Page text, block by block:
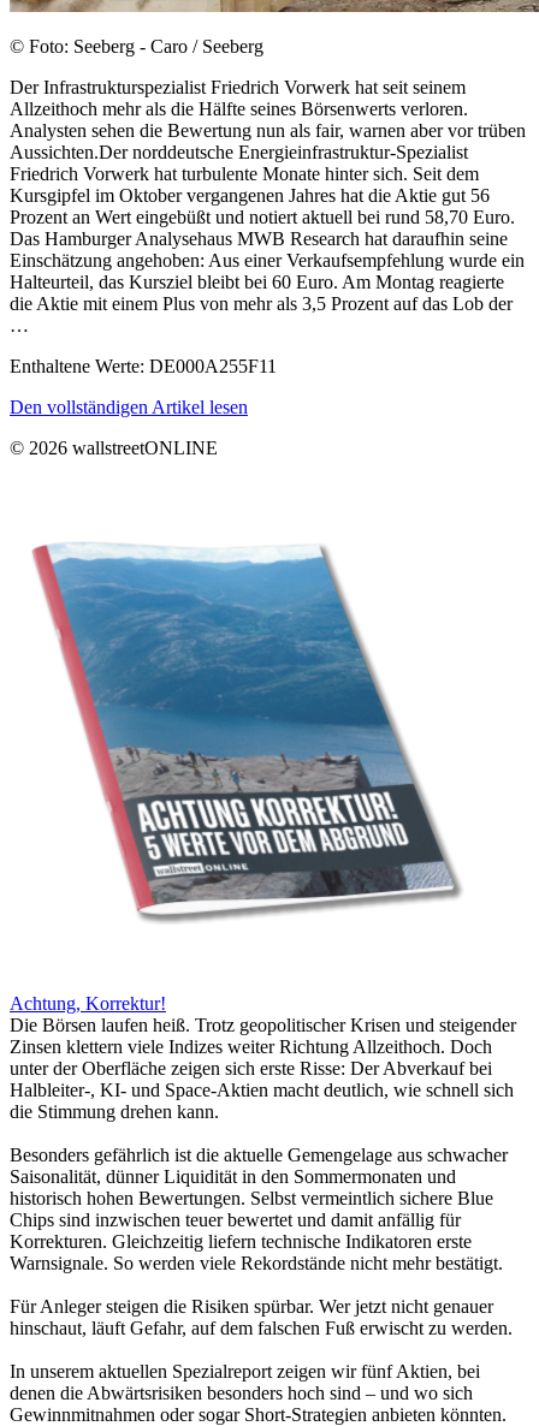
© Foto: Seeberg - Caro / Seeberg
Der Infrastrukturspezialist Friedrich Vorwerk hat seit seinem
Allzeithoch mehr als die Hälfte seines Börsenwerts verloren.
Analysten sehen die Bewertung nun als fair, warnen aber vor trüben
Aussichten.Der norddeutsche Energieinfrastruktur-Spezialist
Friedrich Vorwerk hat turbulente Monate hinter sich. Seit dem
Kursgipfel im Oktober vergangenen Jahres hat die Aktie gut 56
Prozent an Wert eingebüßt und notiert aktuell bei rund 58,70 Euro.
Das Hamburger Analysehaus MWB Research hat daraufhin seine
Einschätzung angehoben: Aus einer Verkaufsempfehlung wurde ein
Halteurteil, das Kursziel bleibt bei 60 Euro. Am Montag reagierte
die Aktie mit einem Plus von mehr als 3,5 Prozent auf das Lob der
…
Enthaltene Werte: DE000A255F11
Den vollständigen Artikel lesen
© 2026 wallstreetONLINE
Achtung, Korrektur!
Die Börsen laufen heiß. Trotz geopolitischer Krisen und steigender
Zinsen klettern viele Indizes weiter Richtung Allzeithoch. Doch
unter der Oberfläche zeigen sich erste Risse: Der Abverkauf bei
Halbleiter-, KI- und Space-Aktien macht deutlich, wie schnell sich
die Stimmung drehen kann.
Besonders gefährlich ist die aktuelle Gemengelage aus schwacher
Saisonalität, dünner Liquidität in den Sommermonaten und
historisch hohen Bewertungen. Selbst vermeintlich sichere Blue
Chips sind inzwischen teuer bewertet und damit anfällig für
Korrekturen. Gleichzeitig liefern technische Indikatoren erste
Warnsignale. So werden viele Rekordstände nicht mehr bestätigt.
Für Anleger steigen die Risiken spürbar. Wer jetzt nicht genauer
hinschaut, läuft Gefahr, auf dem falschen Fuß erwischt zu werden.
In unserem aktuellen Spezialreport zeigen wir fünf Aktien, bei
denen die Abwärtsrisiken besonders hoch sind – und wo sich
Gewinnmitnahmen oder sogar Short-Strategien anbieten könnten.